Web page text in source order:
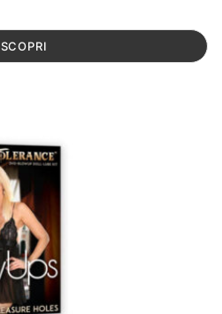
SCOPRI